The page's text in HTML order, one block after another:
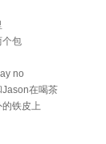
个包
no
Jason在喝茶
铁皮上